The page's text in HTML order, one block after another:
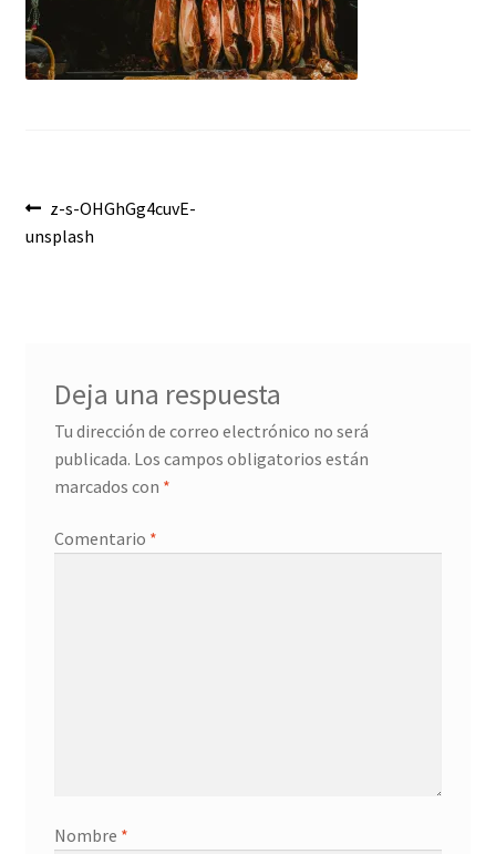
Finalizar compra
Mi cuenta
Pescados y Mariscos
Política de Privacidad Y Cookies
Promociones
Navegación
de
Anterior:
z-s-OHGhGg4cuvE-
unsplash
Deja una respuesta
Tu dirección de correo electrónico no será
publicada. Los campos obligatorios están
marcados con *
Comentario *
Nombre *